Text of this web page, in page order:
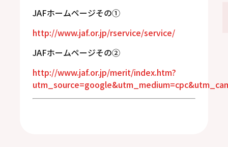
JAFホームページその①
http://www.jaf.or.jp/rservice/service/
JAFホームページその②
http://www.jaf.or.jp/merit/index.htm?